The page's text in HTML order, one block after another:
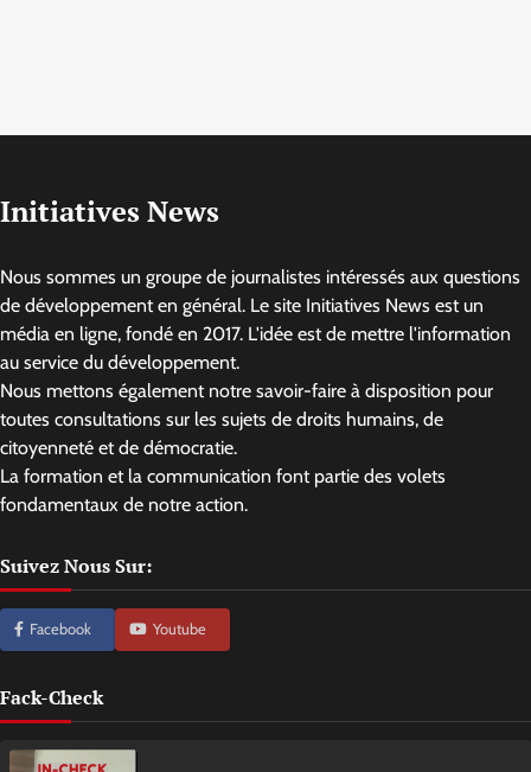
Initiatives News
Nous sommes un groupe de journalistes intéressés aux questions
de développement en général. Le site Initiatives News est un
média en ligne, fondé en 2017. L'idée est de mettre l'information
au service du développement.
Nous mettons également notre savoir-faire à disposition pour
toutes consultations sur les sujets de droits humains, de
citoyenneté et de démocratie.
La formation et la communication font partie des volets
fondamentaux de notre action.
Suivez Nous Sur:
Facebook Youtube
Fack-Check